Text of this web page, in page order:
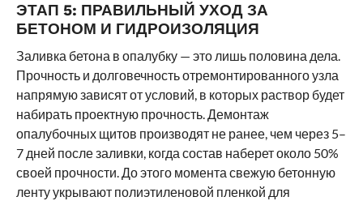
ЭТАП 5: ПРАВИЛЬНЫЙ УХОД ЗА
БЕТОНОМ И ГИДРОИЗОЛЯЦИЯ
Заливка бетона в опалубку — это лишь половина дела.
Прочность и долговечность отремонтированного узла
напрямую зависят от условий, в которых раствор будет
набирать проектную прочность. Демонтаж
опалубочных щитов производят не ранее, чем через 5–
7 дней после заливки, когда состав наберет около 50%
своей прочности. До этого момента свежую бетонную
ленту укрывают полиэтиленовой пленкой для